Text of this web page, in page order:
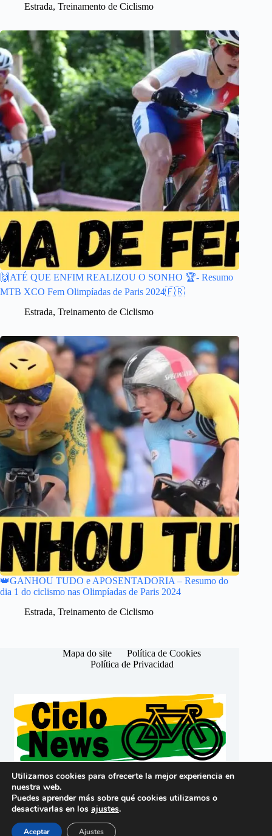
Estrada, Treinamento de Ciclismo
🙌ATÉ QUE ENFIM REALIZOU O SONHO 🏆- Resumo
MTB XCO Fem Olimpíadas de Paris 2024🇫🇷
Estrada, Treinamento de Ciclismo
👑GANHOU TUDO e APOSENTADORIA – Resumo do
dia 1 do ciclismo nas Olimpíadas de Paris 2024
Estrada, Treinamento de Ciclismo
Mapa do site
Política de Cookies
Política de Privacidad
Português (Brasil)
Español (España)
Copyright © 2026 -
Utilizamos cookies para ofrecerte la mejor experiencia en
nuestra web.
Puedes aprender más sobre qué cookies utilizamos o
desactivarlas en los ajustes.
Aceptar Ajustes